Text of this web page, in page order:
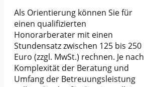
Als Orientierung können Sie für
einen qualifizierten
Honorarberater mit einen
Stundensatz zwischen 125 bis 250
Euro (zzgl. MwSt.) rechnen. Je nach
Komplexität der Beratung und
Umfang der Betreuungsleistung